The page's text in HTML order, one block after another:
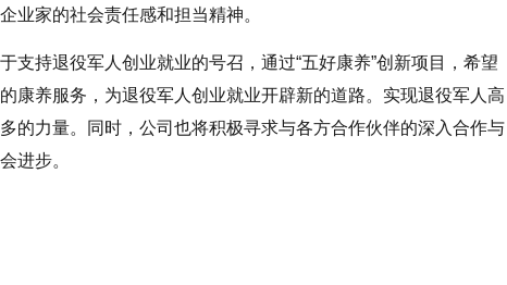
业家的社会责任感和担当精神。
支持退役军人创业就业的号召，通过“五好康养”创新项目，希望
康养服务，为退役军人创业就业开辟新的道路。实现退役军人高
的力量。同时，公司也将积极寻求与各方合作伙伴的深入合作与
进步。